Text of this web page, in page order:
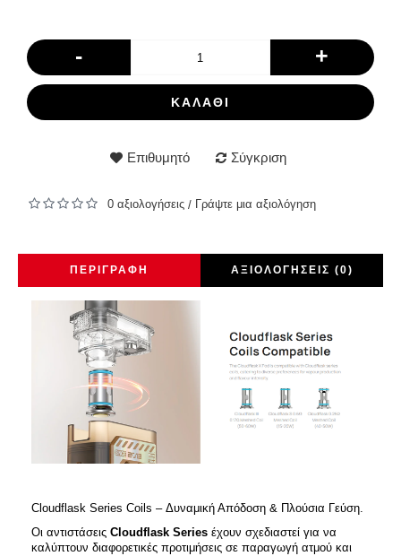
- +
ΚΑΛΆΘΙ
Επιθυμητό Σύγκριση
0 αξιολογήσεις / Γράψτε μια αξιολόγηση
ΠΕΡΙΓΡΑΦΉ ΑΞΙΟΛΟΓΉΣΕΙΣ (0)
Cloudflask Series Coils – Δυναμική Απόδοση & Πλούσια Γεύση.
Οι αντιστάσεις Cloudflask Series έχουν σχεδιαστεί για να
καλύπτουν διαφορετικές προτιμήσεις σε παραγωγή ατμού και